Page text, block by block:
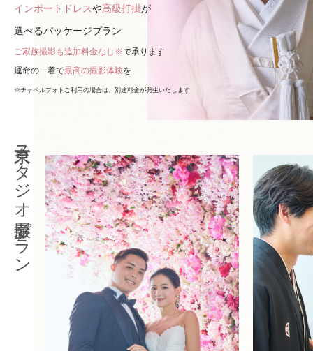
インポートドレスや高級打掛が
選べるパッケージプラン
ご家族撮影も追加料金なし※で承ります
運命の一着で最高の撮影体験を
※チャペルフォトご利用の場合は、別途料金が発生いたします
東京スタジオ撮影プラン